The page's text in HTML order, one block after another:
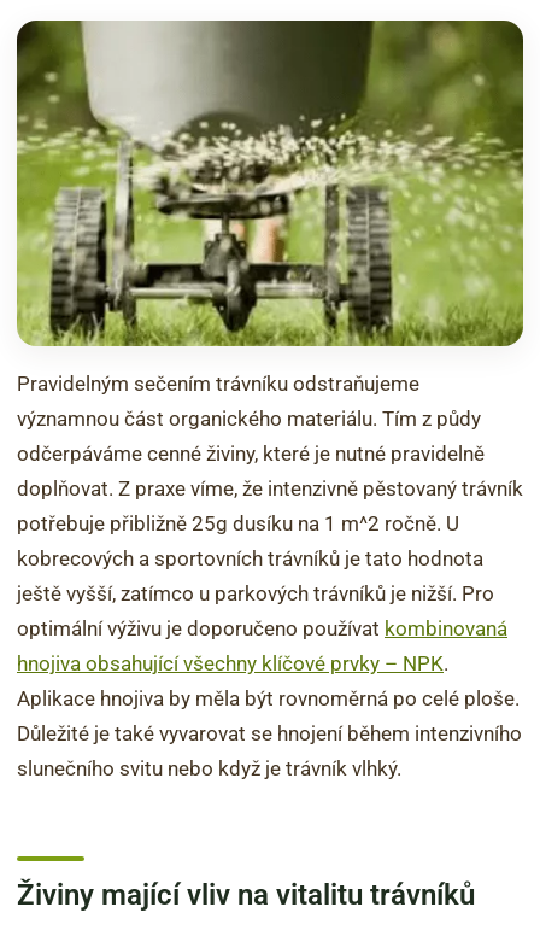
Pravidelným sečením trávníku odstraňujeme
významnou část organického materiálu. Tím z půdy
odčerpáváme cenné živiny, které je nutné pravidelně
doplňovat. Z praxe víme, že intenzivně pěstovaný trávník
potřebuje přibližně 25g dusíku na 1 m^2 ročně. U
kobrecových a sportovních trávníků je tato hodnota
ještě vyšší, zatímco u parkových trávníků je nižší. Pro
optimální výživu je doporučeno používat kombinovaná
hnojiva obsahující všechny klíčové prvky – NPK.
Aplikace hnojiva by měla být rovnoměrná po celé ploše.
Důležité je také vyvarovat se hnojení během intenzivního
slunečního svitu nebo když je trávník vlhký.
Živiny mající vliv na vitalitu trávníků